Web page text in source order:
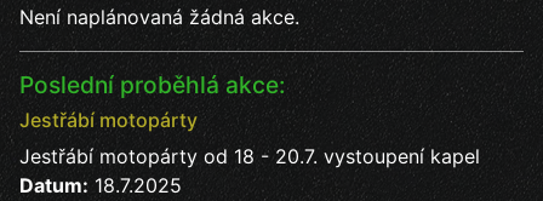
Není naplánovaná žádná akce.
Poslední proběhlá akce:
Jestřábí motopárty
Jestřábí motopárty od 18 - 20.7. vystoupení kapel
Datum: 18.7.2025